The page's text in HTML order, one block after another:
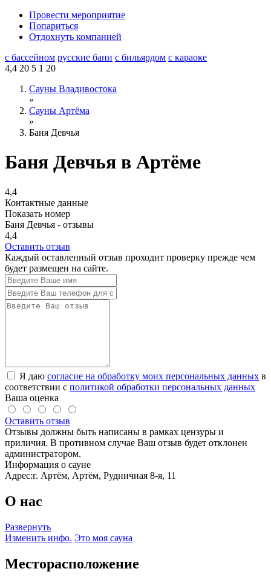
Провести мероприятие
Попариться
Отдохнуть компанией
с бассейном русские бани с бильярдом с караоке
4,4 20 5 1 20
Сауны Владивостока
»
Сауны Артёма
»
Баня Девчья
Баня Девчья в Артёме
4,4
Контактные данные
Показать номер
Баня Девчья - отзывы
4,4
Оставить отзыв
Каждый оставленный отзыв проходит проверку прежде чем
будет размещен на сайте.
Я даю согласие на обработку моих персональных данных в
соответствии с политикой обработки персональных данных
Ваша оценка
Оставить отзыв
Отзывы должны быть написаны в рамках цензуры и
приличия. В противном случае Ваш отзыв будет отклонен
администратором.
Информация о сауне
Адрес:г. Артём, Артём, Рудничная 8-я, 11
О нас
Развернуть
Изменить инфо. Это моя сауна
Месторасположение